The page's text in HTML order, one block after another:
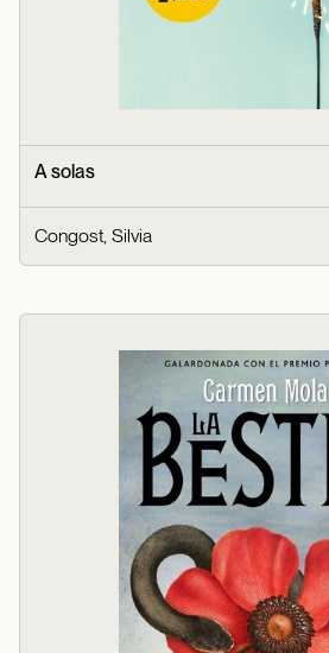
A solas
Congost, Silvia